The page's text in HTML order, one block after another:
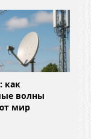
как
волны
мир